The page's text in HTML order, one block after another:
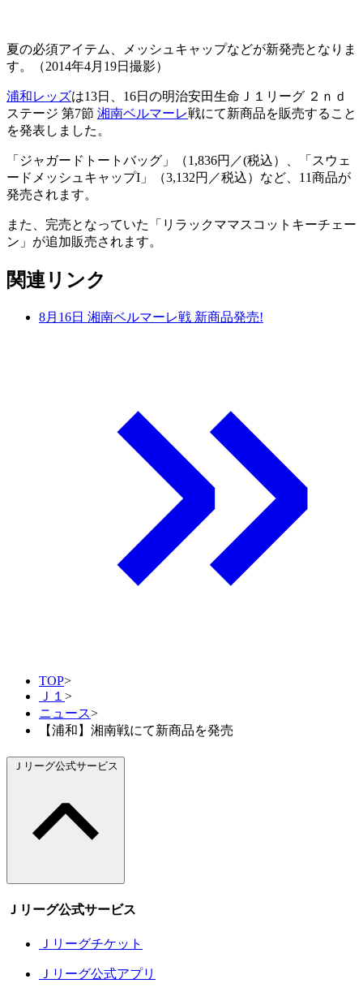
夏の必須アイテム、メッシュキャップなどが新発売となりま
す。（2014年4月19日撮影）
浦和レッズは13日、16日の明治安田生命Ｊ１リーグ ２ｎｄ
ステージ 第7節 湘南ベルマーレ戦にて新商品を販売すること
を発表しました。
「ジャガードトートバッグ」（1,836円／(税込）、「スウェ
ードメッシュキャップI」（3,132円／税込）など、11商品が
発売されます。
また、完売となっていた「リラックママスコットキーチェー
ン」が追加販売されます。
関連リンク
8月16日 湘南ベルマーレ戦 新商品発売!
TOP>
Ｊ１ >
ニュース>
【浦和】湘南戦にて新商品を発売
Ｊリーグ公式サービス
Ｊリーグ公式サービス
Ｊリーグチケット
Ｊリーグ公式アプリ